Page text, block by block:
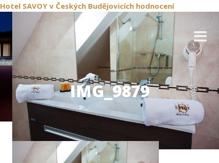
Hotel SAVOY v Českých Budějovicích hodnocení
IMG_9879